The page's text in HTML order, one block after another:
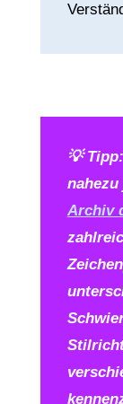
💡Tipp:
nahezu
Archiv